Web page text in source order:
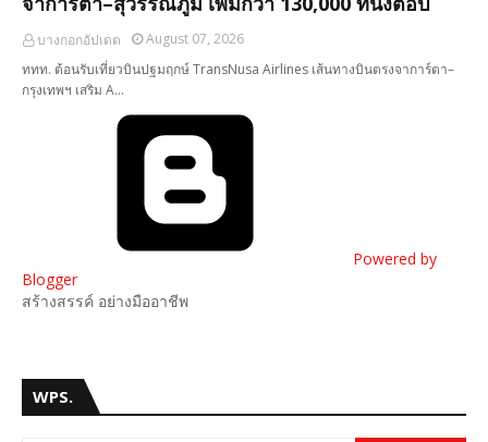
บางกอกอัปเดต
August 07, 2026
ททท. ต้อนรับเที่ยวบินปฐมฤกษ์ TransNusa Airlines เส้นทางบินตรงจาการ์ตา–
กรุงเทพฯ เสริม A…
Powered by
Blogger
สร้างสรรค์ อย่างมืออาชีพ
WPS.